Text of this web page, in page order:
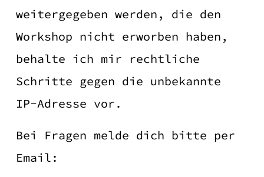
weitergegeben werden, die den
Workshop nicht erworben haben,
behalte ich mir rechtliche
Schritte gegen die unbekannte
IP-Adresse vor.
Bei Fragen melde dich bitte per
Email: